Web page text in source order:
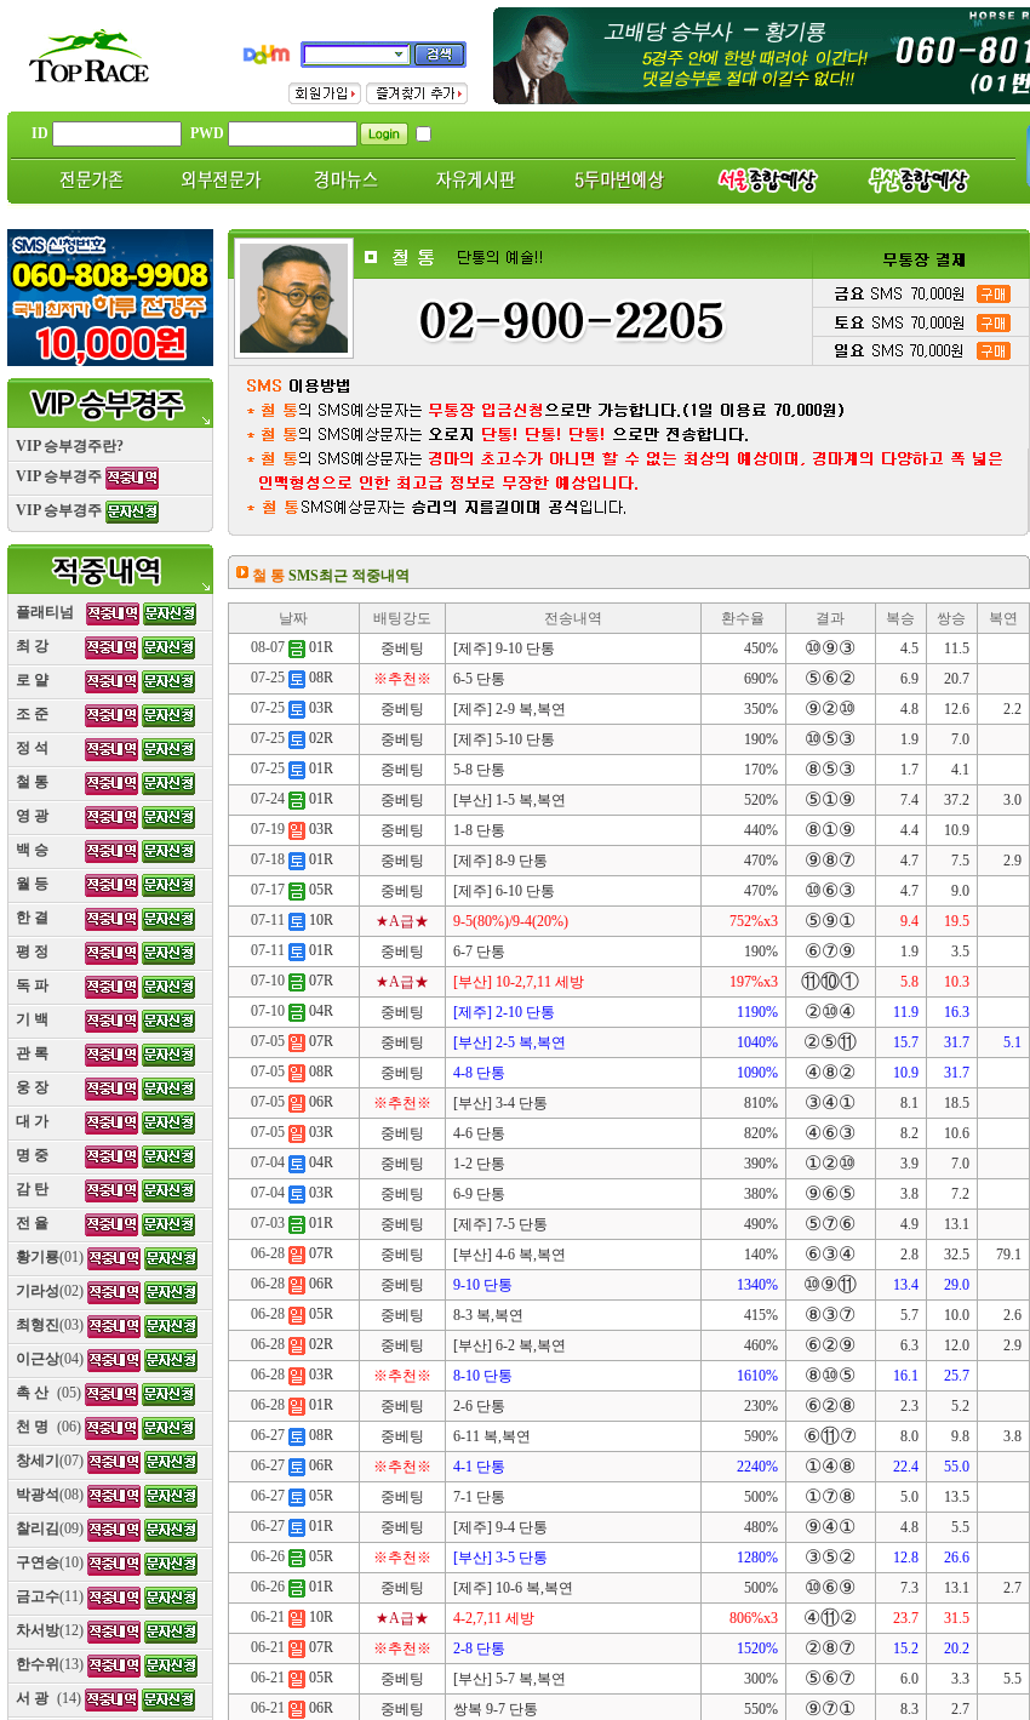
ID PWD
VIP 승부경주란?
VIP 승부경주
VIP 승부경주
플래티넘
최 강
로 얄
조 준
정 석
철 통
영 광
백 승
월 등
한 결
평 정
독 파
기 백
관 록
웅 장
대 가
명 중
감 탄
전 율
황기룡(01)
기라성(02)
최형진(03)
이근상(04)
촉 산 (05)
천 명 (06)
창세기 (07)
박광석(08)
찰리김(09)
구연승(10)
금고수(11)
차서방(12)
한수위 (13)
서 광 (14)
철 통 SMS최근 적중내역
날짜 배팅강도 전송내역 환수율 결과 복승 쌍승
복연
08-07
01R 중베팅 [제주] 9-10 단통 450% ⑩⑨③ 4.5
11.5
07-25
08R ※추천※ 6-5 단통 690% ⑤⑥② 6.9
20.7
07-25
03R 중베팅 [제주] 2-9 복,복연 350% ⑨②⑩ 4.8 12.6
2.2
07-25
02R 중베팅 [제주] 5-10 단통 190% ⑩⑤③ 1.9
7.0
07-25
01R 중베팅 5-8 단통 170% ⑧⑤③ 1.7
4.1
07-24
01R 중베팅 [부산] 1-5 복,복연 520% ⑤①⑨ 7.4 37.2
3.0
07-19
03R 중베팅 1-8 단통 440% ⑧①⑨ 4.4
10.9
07-18
01R 중베팅 [제주] 8-9 단통 470% ⑨⑧⑦ 4.7 7.5
2.9
07-17
05R 중베팅 [제주] 6-10 단통 470% ⑩⑥③ 4.7
9.0
07-11
10R ★A급★ 9-5(80%)/9-4(20%) 752%x3 ⑤⑨① 9.4
19.5
07-11
01R 중베팅 6-7 단통 190% ⑥⑦⑨ 1.9
3.5
07-10
07R ★A급★ [부산] 10-2,7,11 세방 197%x3 ⑪⑩① 5.8
10.3
07-10
04R 중베팅 [제주] 2-10 단통 1190% ②⑩④ 11.9
16.3
07-05
07R 중베팅 [부산] 2-5 복,복연 1040% ②⑤⑪ 15.7 31.7
5.1
07-05
08R 중베팅 4-8 단통 1090% ④⑧② 10.9
31.7
07-05
06R ※추천※ [부산] 3-4 단통 810% ③④① 8.1
18.5
07-05
03R 중베팅 4-6 단통 820% ④⑥③ 8.2
10.6
07-04
04R 중베팅 1-2 단통 390% ①②⑩ 3.9
7.0
07-04
03R 중베팅 6-9 단통 380% ⑨⑥⑤ 3.8
7.2
07-03
01R 중베팅 [제주] 7-5 단통 490% ⑤⑦⑥ 4.9
13.1
06-28
07R 중베팅 [부산] 4-6 복,복연 140% ⑥③④ 2.8 32.5
79.1
06-28
06R 중베팅 9-10 단통 1340% ⑩⑨⑪ 13.4
29.0
06-28
05R 중베팅 8-3 복,복연 415% ⑧③⑦ 5.7 10.0
2.6
06-28
02R 중베팅 [부산] 6-2 복,복연 460% ⑥②⑨ 6.3 12.0
2.9
06-28
03R ※추천※ 8-10 단통 1610% ⑧⑩⑤ 16.1
25.7
06-28
01R 중베팅 2-6 단통 230% ⑥②⑧ 2.3
5.2
06-27
08R 중베팅 6-11 복,복연 590% ⑥⑪⑦ 8.0 9.8
3.8
06-27
06R ※추천※ 4-1 단통 2240% ①④⑧ 22.4
55.0
06-27
05R 중베팅 7-1 단통 500% ①⑦⑧ 5.0
13.5
06-27
01R 중베팅 [제주] 9-4 단통 480% ⑨④① 4.8
5.5
06-26
05R ※추천※ [부산] 3-5 단통 1280% ③⑤② 12.8
26.6
06-26
01R 중베팅 [제주] 10-6 복,복연 500% ⑩⑥⑨ 7.3 13.1
2.7
06-21
10R ★A급★ 4-2,7,11 세방 806%x3 ④⑪② 23.7
31.5
06-21
07R ※추천※ 2-8 단통 1520% ②⑧⑦ 15.2
20.2
06-21
05R 중베팅 [부산] 5-7 복,복연 300% ⑤⑥⑦ 6.0 3.3
5.5
06-21
06R 중베팅 쌍복 9-7 단통 550% ⑨⑦① 8.3
2.7